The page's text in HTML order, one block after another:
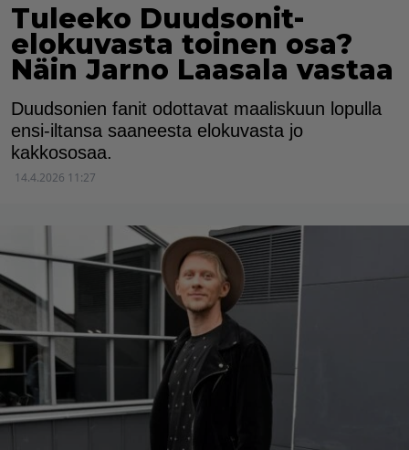
Tuleeko Duudsonit-
elokuvasta toinen osa?
Näin Jarno Laasala vastaa
Duudsonien fanit odottavat maaliskuun lopulla
ensi-iltansa saaneesta elokuvasta jo
kakkososaa.
14.4.2026 11:27